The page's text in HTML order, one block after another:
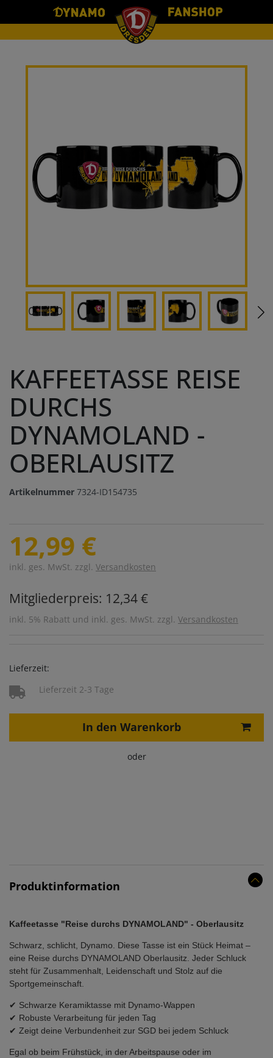
KAFFEETASSE REISE
DURCHS
DYNAMOLAND -
OBERLAUSITZ
Artikelnummer 7324-ID154735
12,99 €
inkl. ges. MwSt. zzgl. Versandkosten
Mitgliederpreis: 12,34 €
inkl. 5% Rabatt und inkl. ges. MwSt. zzgl. Versandkosten
Lieferzeit:
Lieferzeit 2-3 Tage
In den Warenkorb
oder
Produktinformation
Kaffeetasse "Reise durchs DYNAMOLAND" - Oberlausitz
Schwarz, schlicht, Dynamo. Diese Tasse ist ein Stück Heimat –
eine Reise durchs DYNAMOLAND Oberlausitz. Jeder Schluck
steht für Zusammenhalt, Leidenschaft und Stolz auf die
Sportgemeinschaft.
✔ Schwarze Keramiktasse mit Dynamo-Wappen
✔ Robuste Verarbeitung für jeden Tag
✔ Zeigt deine Verbundenheit zur SGD bei jedem Schluck
Egal ob beim Frühstück, in der Arbeitspause oder im